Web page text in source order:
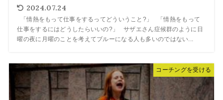
2024.07.24
「情熱をもって仕事をするってどういうこと?」 「情熱をもって
仕事をするにはどうしたらいいの?」 サザエさん症候群のように日
曜の夜に月曜のことを考えてブルーになる人も多いのではない...
コーチングを受ける